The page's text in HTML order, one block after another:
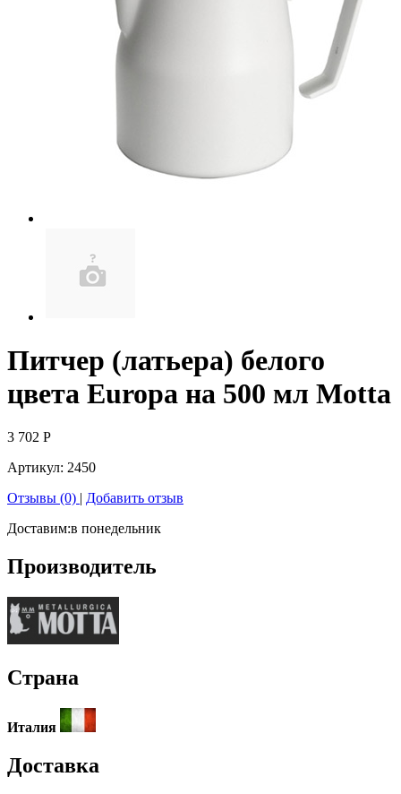
Питчер (латьера) белого
цвета Europa на 500 мл Motta
3 702 Р
Артикул: 2450
Отзывы (0) | Добавить отзыв
Доставим:в понедельник
Производитель
Страна
Италия
Доставка